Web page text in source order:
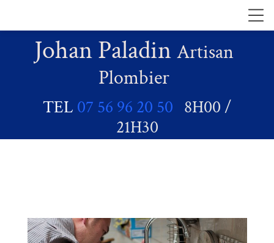
Johan Paladin Artisan
Plombier
TEL 07 56 96 20 50 8H00 /
21H30